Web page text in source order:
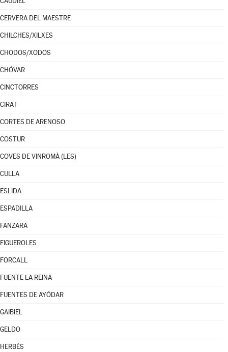
CERVERA DEL MAESTRE
CHILCHES/XILXES
CHODOS/XODOS
CHÓVAR
CINCTORRES
CIRAT
CORTES DE ARENOSO
COSTUR
COVES DE VINROMÀ (LES)
CULLA
ESLIDA
ESPADILLA
FANZARA
FIGUEROLES
FORCALL
FUENTE LA REINA
FUENTES DE AYÓDAR
GAIBIEL
GELDO
HERBÉS